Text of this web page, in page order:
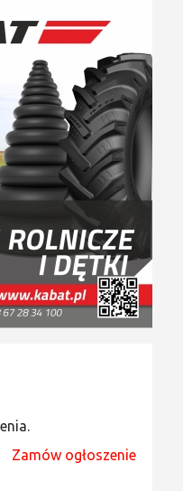
Zamów ogłoszenie